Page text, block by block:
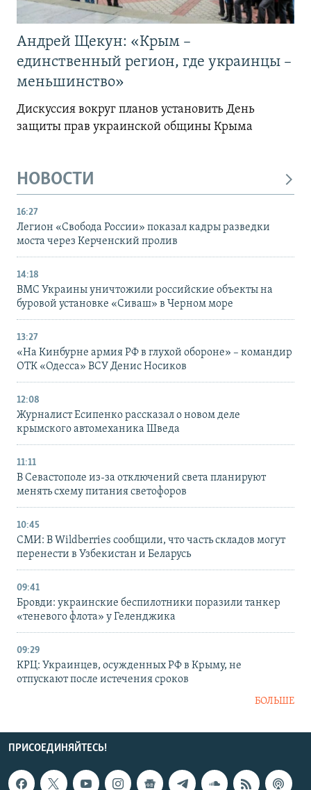
Андрей Щекун: «Крым –
единственный регион, где украинцы –
меньшинство»
Дискуссия вокруг планов установить День
защиты прав украинской общины Крыма
НОВОСТИ
16:27
Легион «Свобода России» показал кадры разведки
моста через Керченский пролив
14:18
ВМС Украины уничтожили российские объекты на
буровой установке «Сиваш» в Черном море
13:27
«На Кинбурне армия РФ в глухой обороне» – командир
ОТК «Одесса» ВСУ Денис Носиков
12:08
Журналист Есипенко рассказал о новом деле
крымского автомеханика Шведа
11:11
В Севастополе из-за отключений света планируют
менять схему питания светофоров
10:45
СМИ: В Wildberries сообщили, что часть складов могут
перенести в Узбекистан и Беларусь
09:41
Бровди: украинские беспилотники поразили танкер
«теневого флота» у Геленджика
09:29
КРЦ: Украинцев, осужденных РФ в Крыму, не
отпускают после истечения сроков
БОЛЬШЕ
ПРИСОЕДИНЯЙТЕСЬ!